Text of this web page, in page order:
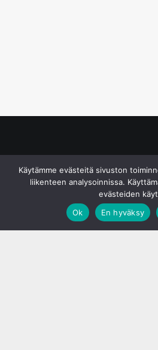
Käytämme evästeitä sivuston
liikenteen analysoinnissa.
evästeiden
Ok
En hyväksy